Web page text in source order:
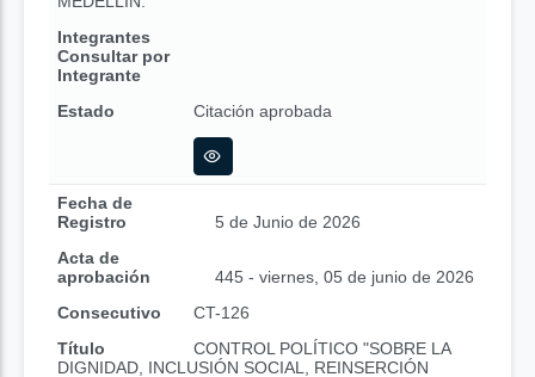
Integrantes
Consultar por
Integrante
Estado
Citación aprobada
Fecha de
Registro
5 de Junio de 2026
Acta de
aprobación
445 - viernes, 05 de junio de 2026
Consecutivo
CT-126
Título
CONTROL POLÍTICO "SOBRE LA
DIGNIDAD, INCLUSIÓN SOCIAL, REINSERCIÓN